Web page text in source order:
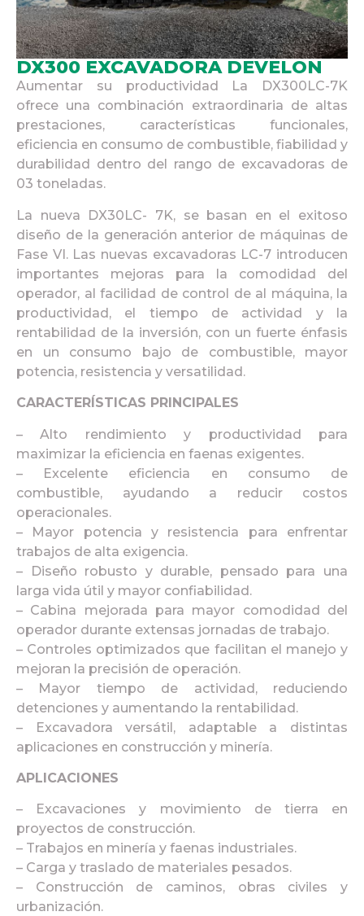
DX300 EXCAVADORA DEVELON
Aumentar su productividad La DX300LC-7K
ofrece una combinación extraordinaria de altas
prestaciones, características funcionales,
eficiencia en consumo de combustible, fiabilidad y
durabilidad dentro del rango de excavadoras de
03 toneladas.
La nueva DX30LC- 7K, se basan en el exitoso
diseño de la generación anterior de máquinas de
Fase VI. Las nuevas excavadoras LC-7 introducen
importantes mejoras para la comodidad del
operador, al facilidad de control de al máquina, la
productividad, el tiempo de actividad y la
rentabilidad de la inversión, con un fuerte énfasis
en un consumo bajo de combustible, mayor
potencia, resistencia y versatilidad.
CARACTERÍSTICAS PRINCIPALES
– Alto rendimiento y productividad para
maximizar la eficiencia en faenas exigentes.
– Excelente eficiencia en consumo de
combustible, ayudando a reducir costos
operacionales.
– Mayor potencia y resistencia para enfrentar
trabajos de alta exigencia.
– Diseño robusto y durable, pensado para una
larga vida útil y mayor confiabilidad.
– Cabina mejorada para mayor comodidad del
operador durante extensas jornadas de trabajo.
– Controles optimizados que facilitan el manejo y
mejoran la precisión de operación.
– Mayor tiempo de actividad, reduciendo
detenciones y aumentando la rentabilidad.
– Excavadora versátil, adaptable a distintas
aplicaciones en construcción y minería.
APLICACIONES
– Excavaciones y movimiento de tierra en
proyectos de construcción.
– Trabajos en minería y faenas industriales.
– Carga y traslado de materiales pesados.
– Construcción de caminos, obras civiles y
urbanización.